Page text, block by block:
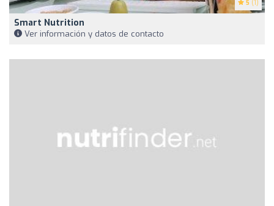
5 (1)
Smart Nutrition
Ver información y datos de contacto